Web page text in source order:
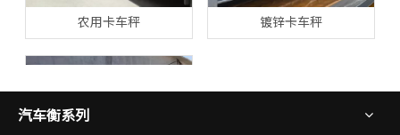
农用卡车秤 镀锌卡车秤
汽车衡系列